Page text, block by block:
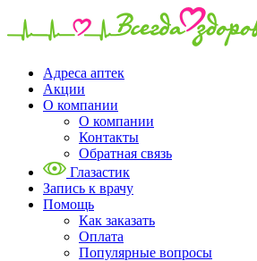
Адреса аптек
Акции
О компании
О компании
Контакты
Обратная связь
Глазастик
Запись к врачу
Помощь
Как заказать
Оплата
Популярные вопросы